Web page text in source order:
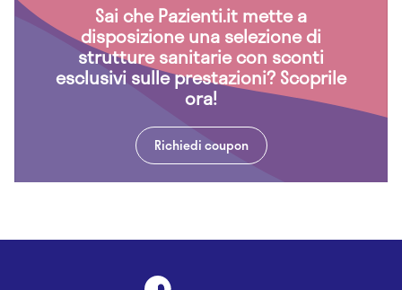
Sai che Pazienti.it mette a
disposizione una selezione di
strutture sanitarie con sconti
esclusivi sulle prestazioni? Scoprile
ora!
Richiedi coupon